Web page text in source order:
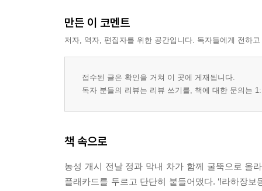
만든 이 코멘트
저자, 역자, 편집자를 위한 공간입니다. 독자들에게 전하
접수된 글은 확인을 거쳐 이 곳에 게재됩니다.
독자 분들의 리뷰는 리뷰 쓰기를, 책에 대한 문의는
책 속으로
농성 개시 전날 정과 막내 차가 함께 굴뚝으로 올
플래카드를 두르고 단단히 붙들어맸다. ‘!라하장